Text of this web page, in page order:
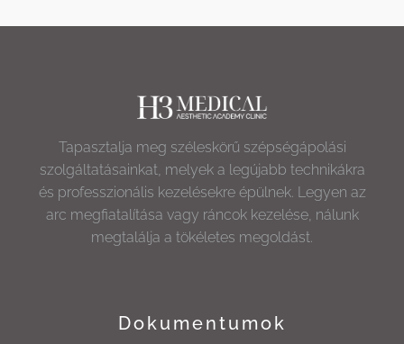
Tapasztalja meg széleskörű szépségápolási
szolgáltatásainkat, melyek a legújabb technikákra
és professzionális kezelésekre épülnek. Legyen az
arc megfiatalítása vagy ráncok kezelése, nálunk
megtalálja a tökéletes megoldást.
Dokumentumok